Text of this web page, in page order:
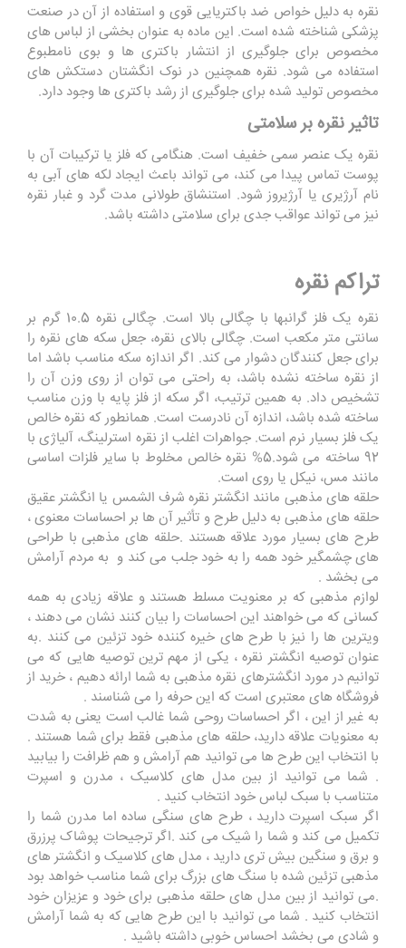
نقره به دلیل خواص ضد باکتریایی قوی و استفاده از آن در صنعت
پزشکی شناخته شده است. این ماده به عنوان بخشی از لباس های
مخصوص برای جلوگیری از انتشار باکتری ها و بوی نامطبوع
استفاده می شود. نقره همچنین در نوک انگشتان دستکش های
مخصوص تولید شده برای جلوگیری از رشد باکتری ها وجود دارد.
تاثیر نقره بر سلامتی
نقره یک عنصر سمی خفیف است. هنگامی که فلز یا ترکیبات آن با
پوست تماس پیدا می کند، می تواند باعث ایجاد لکه های آبی به
نام آرژیری یا آرژیروز شود. استنشاق طولانی مدت گرد و غبار نقره
نیز می تواند عواقب جدی برای سلامتی داشته باشد.
تراکم نقره
نقره یک فلز گرانبها با چگالی بالا است. چگالی نقره 10.5 گرم بر
سانتی متر مکعب است. چگالی بالای نقره، جعل سکه های نقره را
برای جعل کنندگان دشوار می کند. اگر اندازه سکه مناسب باشد اما
از نقره ساخته نشده باشد، به راحتی می توان از روی وزن آن را
تشخیص داد. به همین ترتیب، اگر سکه از فلز پایه با وزن مناسب
ساخته شده باشد، اندازه آن نادرست است. همانطور که نقره خالص
یک فلز بسیار نرم است. جواهرات اغلب از نقره استرلینگ، آلیاژی با
92 ساخته می شود.5% نقره خالص مخلوط با سایر فلزات اساسی
مانند مس، نیکل یا روی است.
حلقه های مذهبی مانند انگشتر نقره شرف الشمس یا انگشتر عقیق
حلقه های مذهبی به دلیل طرح و تأثیر آن ها بر احساسات معنوی ،
طرح های بسیار مورد علاقه هستند .حلقه های مذهبی با طراحی
های چشمگیر خود همه را به خود جلب می کند و به مردم آرامش
می بخشد .
لوازم مذهبی که بر معنویت مسلط هستند و علاقه زیادی به همه
کسانی که می خواهند این احساسات را بیان کنند نشان می دهند ،
ویترین ها را نیز با طرح های خیره کننده خود تزئین می کنند .به
عنوان توصیه انگشتر نقره ، یکی از مهم ترین توصیه هایی که می
توانیم در مورد انگشترهای نقره مذهبی به شما ارائه دهیم ، خرید از
فروشگاه های معتبری است که این حرفه را می شناسند .
به غیر از این ، اگر احساسات روحی شما غالب است یعنی به شدت
به معنویات علاقه دارید، حلقه های مذهبی فقط برای شما هستند .
با انتخاب این طرح ها می توانید هم آرامش و هم ظرافت را بیابید
. شما می توانید از بین مدل های کلاسیک ، مدرن و اسپرت
متناسب با سبک لباس خود انتخاب کنید .
اگر سبک اسپرت دارید ، طرح های سنگی ساده اما مدرن شما را
تکمیل می کند و شما را شیک می کند .اگر ترجیحات پوشاک پرزرق
و برق و سنگین بیش تری دارید ، مدل های کلاسیک و انگشتر های
مذهبی تزئین شده با سنگ های بزرگ برای شما مناسب خواهد بود
.می توانید از بین مدل های حلقه مذهبی برای خود و عزیزان خود
انتخاب کنید . شما می توانید با این طرح هایی که به شما آرامش
و شادی می بخشد احساس خوبی داشته باشید .